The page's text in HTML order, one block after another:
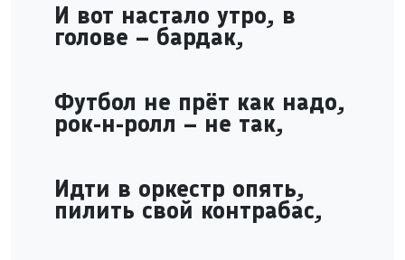
И вот настало утро, в
голове – бардак,
Футбол не прёт как надо,
рок-н-ролл – не так,
Идти в оркестр опять,
пилить свой контрабас,